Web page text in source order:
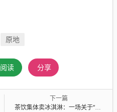
原地
阅读 分享
下一篇
茶饮集体卖冰淇淋：一场关于“时间”的暗战